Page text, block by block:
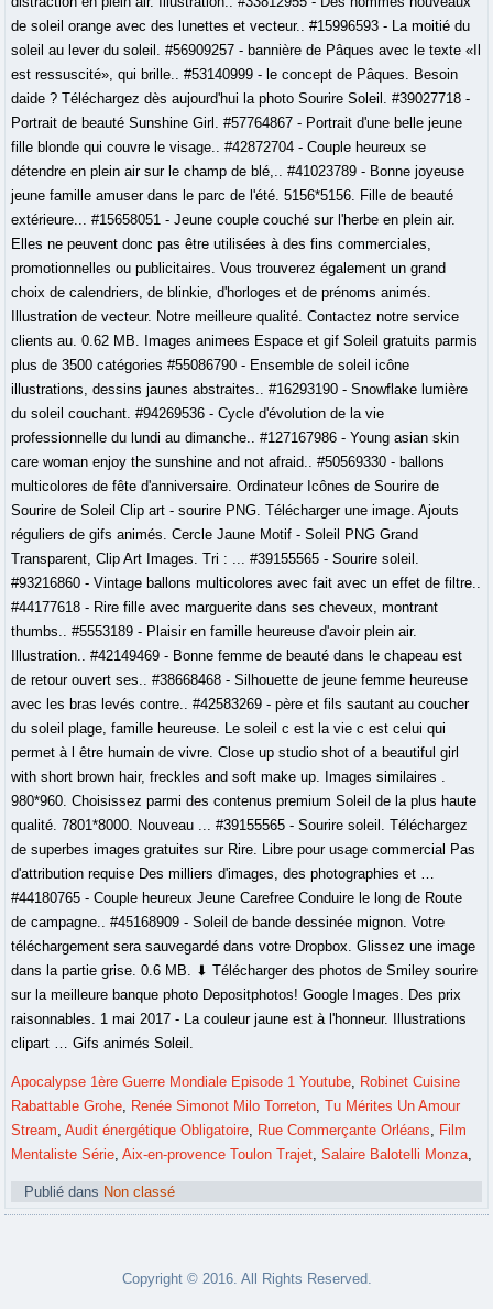
Apocalypse 1ère Guerre Mondiale Episode 1 Youtube, Robinet Cuisine
Rabattable Grohe, Renée Simonot Milo Torreton,Tu Mérites Un Amour
Stream,Audit énergétique Obligatoire, Rue Commerçante Orléans, Film
Mentaliste Série,Aix-en-provence Toulon Trajet,Salaire Balotelli Monza,
Publié dans Non classé
Copyright © 2016. All Rights Reserved.